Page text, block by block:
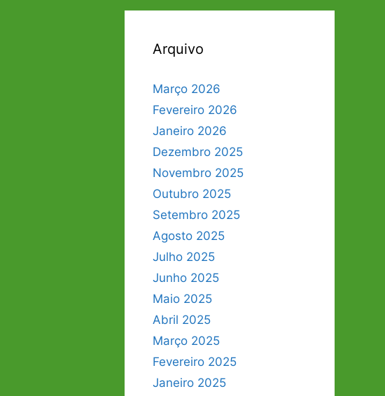
Arquivo
Março 2026
Fevereiro 2026
Janeiro 2026
Dezembro 2025
Novembro 2025
Outubro 2025
Setembro 2025
Agosto 2025
Julho 2025
Junho 2025
Maio 2025
Abril 2025
Março 2025
Fevereiro 2025
Janeiro 2025